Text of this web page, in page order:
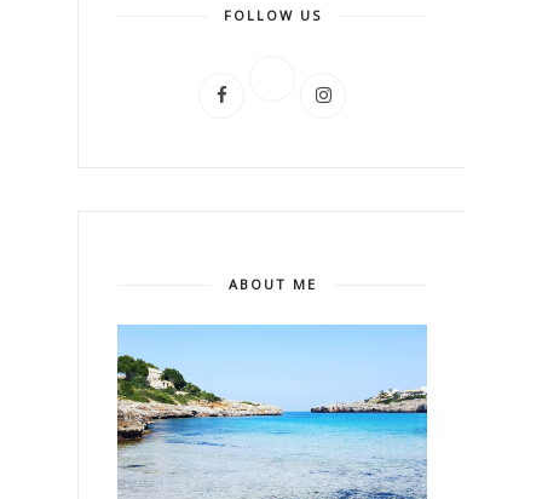
FOLLOW US
ABOUT ME